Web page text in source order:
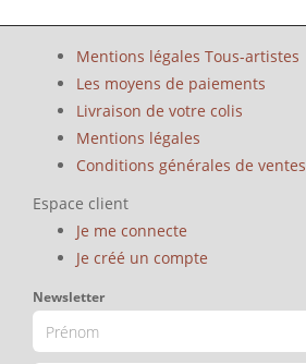
Mentions légales Tous-artistes
Les moyens de paiements
Livraison de votre colis
Mentions légales
Conditions générales de ventes
Espace client
Je me connecte
Je créé un compte
Newsletter